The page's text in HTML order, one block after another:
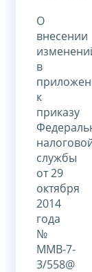
О
внесении
в
к
приказу
службы
от 29
октября
2014
года
№
ММВ-7-
3/558@